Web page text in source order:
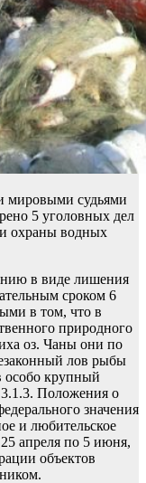
мировыми судьями
5 уголовных дел
охраны водных
в виде лишения
сроком 6
в том, что в
природного
оз. Чаны они по
лов рыбы
крупный
Положения о
значения
и любительское
апреля по 5 июня,
объектов